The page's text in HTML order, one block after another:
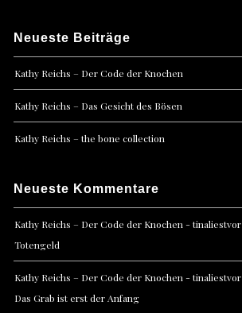
Neueste Beiträge
Kathy Reichs – Der Code der Knochen
Kathy Reichs – Das Gesicht des Bösen
Kathy Reichs – the bone collection
Neueste Kommentare
Kathy Reichs – Der Code der Knochen - tinaliestvor
Totengeld
Kathy Reichs – Der Code der Knochen - tinaliestvor
Das Grab ist erst der Anfang